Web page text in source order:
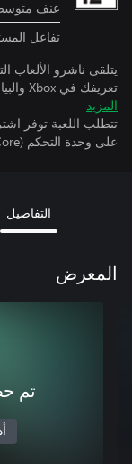
عنف
تفاعل
يتلقى ناشرو الألعاب
تعريفك في Xbox والبيانات المقترنة بينما تمارس الألعاب.
المزيد
تتطلب اللعبة توفر
على وحدة التحكم (Game Pass Core أو Ultimate، يُباع بشكل منفصل).
التفاصيل
المعرض
تم